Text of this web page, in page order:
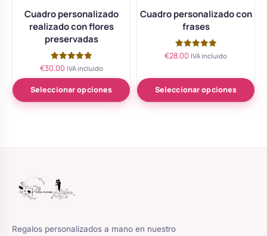
Cuadro personalizado
realizado con flores
preservadas
Valorado
de 5
€30.00 IVA incluido
Seleccionar opciones
Cuadro personalizado con
frases
Valorado
€28.00 IVA incluido
Seleccionar opciones
Regalos personalizados a mano en nuestro